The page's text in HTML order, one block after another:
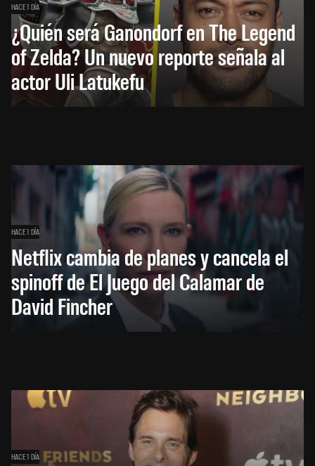
HACE 1 DÍA
¿Quién será Ganondorf en The Legend
of Zelda? Un nuevo reporte señala al
actor Uli Latukefu
HACE 1 DÍA
Netflix cambia de planes y cancela el
spinoff de El Juego del Calamar de
David Fincher
HACE 1 DÍA